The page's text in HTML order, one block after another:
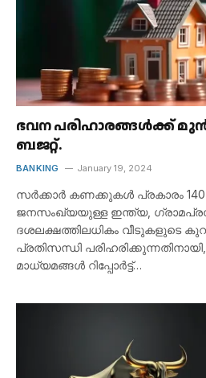
ഭവന പരിഹാരങ്ങൾക്ക്
ബജറ്റ്.
BANKING January 19, 2024
സർക്കാർ കണക്കുകൾ പ്രകാരം 140
ജനസംഖ്യയുള്ള ഇന്ത്യ,
ദശലക്ഷത്തിലധികം വീടുകളുടെ
പ്രതിസന്ധി
മാധ്യമങ്ങൾ റിപ്പോർട്ട്…